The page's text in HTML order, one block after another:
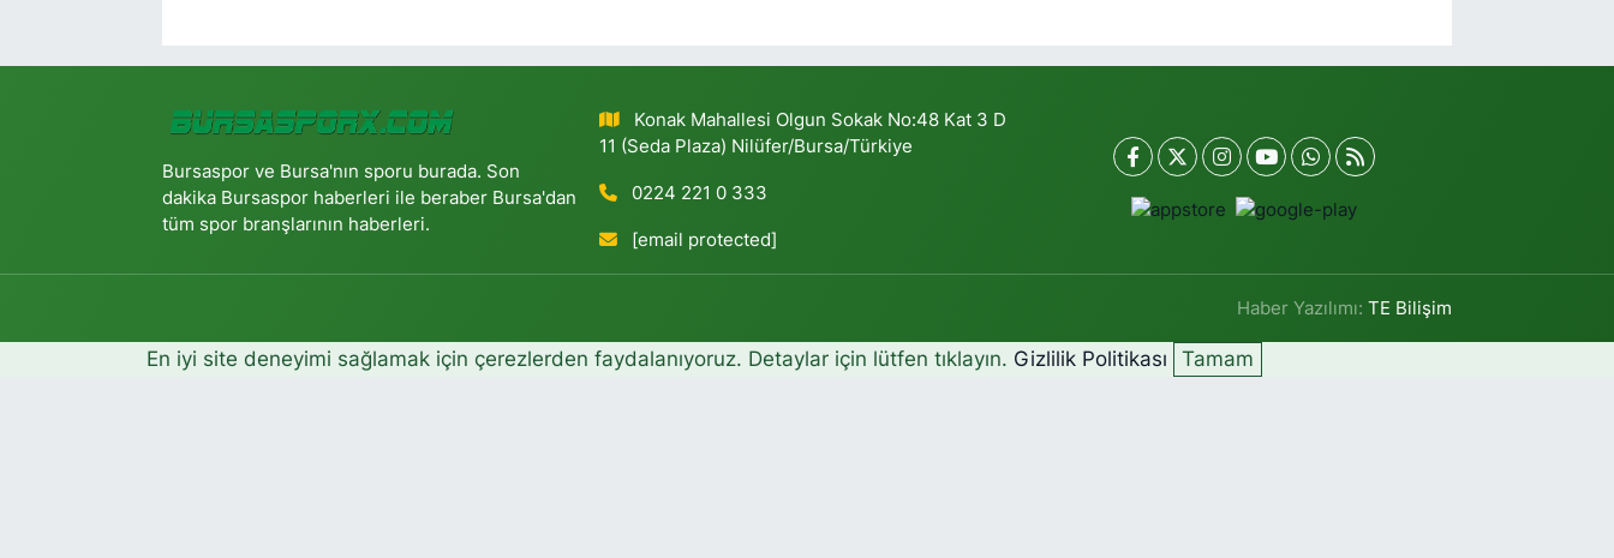
Bursaspor ve Bursa'nın sporu burada. Son
dakika Bursaspor haberleri ile beraber Bursa'dan
tüm spor branşlarının haberleri.
Konak Mahallesi Olgun Sokak No:48 Kat 3 D
11 (Seda Plaza) Nilüfer/Bursa/Türkiye
0224 221 0 333
[email protected]
Haber Yazılımı:TE Bilişim
En iyi site deneyimi sağlamak için çerezlerden faydalanıyoruz. Detaylar için lütfen tıklayın. Gizlilik Politikası Tamam